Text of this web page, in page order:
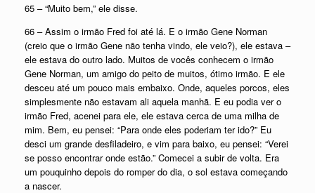
65 – “Muito bem,” ele disse.
66 – Assim o irmão Fred foi até lá. E o irmão Gene Norman
(creio que o irmão Gene não tenha vindo, ele veio?), ele estava –
ele estava do outro lado. Muitos de vocês conhecem o irmão
Gene Norman, um amigo do peito de muitos, ótimo irmão. E ele
desceu até um pouco mais embaixo. Onde, aqueles porcos, eles
simplesmente não estavam ali aquela manhã. E eu podia ver o
irmão Fred, acenei para ele, ele estava cerca de uma milha de
mim. Bem, eu pensei: “Para onde eles poderiam ter ido?” Eu
desci um grande desfiladeiro, e vim para baixo, eu pensei: “Verei
se posso encontrar onde estão.” Comecei a subir de volta. Era
um pouquinho depois do romper do dia, o sol estava começando
a nascer.